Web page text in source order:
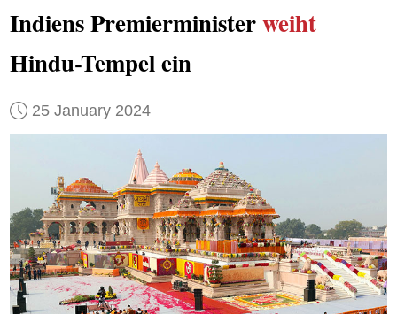
Indiens Premierministerweiht
Hindu-Tempel ein
25 January 2024